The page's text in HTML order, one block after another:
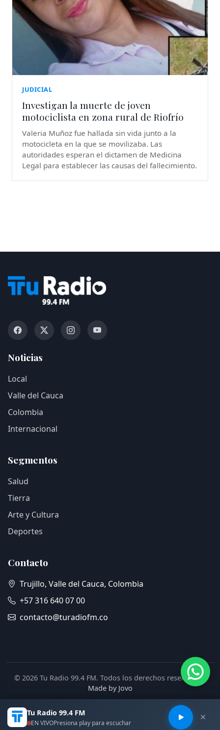
JUDICIAL
Investigan la muerte de joven
motociclista en zona rural de Riofrío
Valeria Muñoz fue hallada sin vida junto a la
motocicleta en la que se movilizaba. Las
autoridades esperan el dictamen de Medicina
Legal para establecer las causas del fallecimiento.
Tu Radio 99.4 FM
EN VIVOPresiona play para escuchar
Noticias
Local
Valle del Cauca
Colombia
Internacional
Segmentos
Salud
Tierra
Arte y Cultura
Deportes
Contacto
Trujillo, Valle del Cauca, Colombia
+57 316 640 07 00
contacto@turadiofm.co
© 2026 Tu Radio 99.4 FM. Todos los derechos reservados.
Made by Jovo